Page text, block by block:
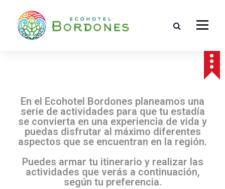
En el Ecohotel Bordones planeamos una
serie de actividades para que tu estadía
se convierta en una experiencia de vida y
puedas disfrutar al máximo diferentes
aspectos que se encuentran en la región.
Puedes armar tu itinerario y realizar las
actividades que verás a continuación,
según tu preferencia.